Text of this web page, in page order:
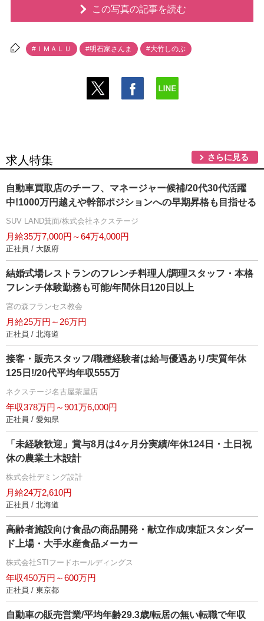
この写真の記事を読む
#ＩＭＡＬＵ #明石家さんま #大竹しのぶ
求人特集 さらに見る
自動車買取店のチーフ、マネージャー候補/20代30代活躍
中!1000万円越えや幹部ポジションへの早期昇格も目指せる
SUV LAND箕面/株式会社ネクステージ
月給35万7,000円～64万4,000円
正社員 / 大阪府
結婚式場レストランのフレンチ料理人/調理スタッフ・本格
フレンチ体験勤務も可能/年間休日120日以上
宮の森フランセス教会
月給25万円～26万円
正社員 / 北海道
接客・販売スタッフ/職種経験者は給与優遇あり/実質年休
125日!/20代平均年収555万
ネクステージ名古屋茶屋店
年収378万円～901万6,000円
正社員 / 愛知県
「未経験歓迎」賞与8月は4ヶ月分実績/年休124日・土日祝
休の農業土木設計
株式会社デミング設計
月給24万2,610円
正社員 / 北海道
高齢者施設向け食品の商品開発・献立作成/東証スタンダー
ド上場・大手水産食品メーカー
株式会社STIフードホールディングス
年収450万円～600万円
正社員 / 東京都
自動車の販売営業/平均年齢29.3歳/転居の無い転職で年収